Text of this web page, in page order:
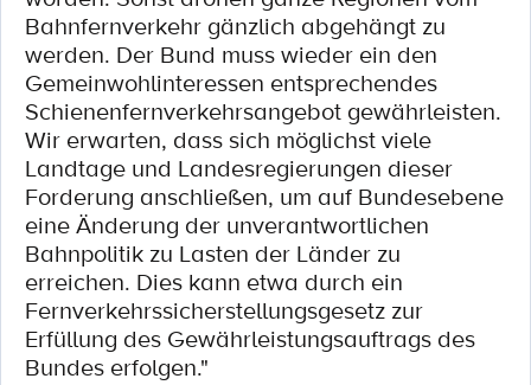
Bahnfernverkehr gänzlich abgehängt zu
werden. Der Bund muss wieder ein den
Gemeinwohlinteressen entsprechendes
Schienenfernverkehrsangebot gewährleisten.
Wir erwarten, dass sich möglichst viele
Landtage und Landesregierungen dieser
Forderung anschließen, um auf Bundesebene
eine Änderung der unverantwortlichen
Bahnpolitik zu Lasten der Länder zu
erreichen. Dies kann etwa durch ein
Fernverkehrssicherstellungsgesetz zur
Erfüllung des Gewährleistungsauftrags des
Bundes erfolgen."